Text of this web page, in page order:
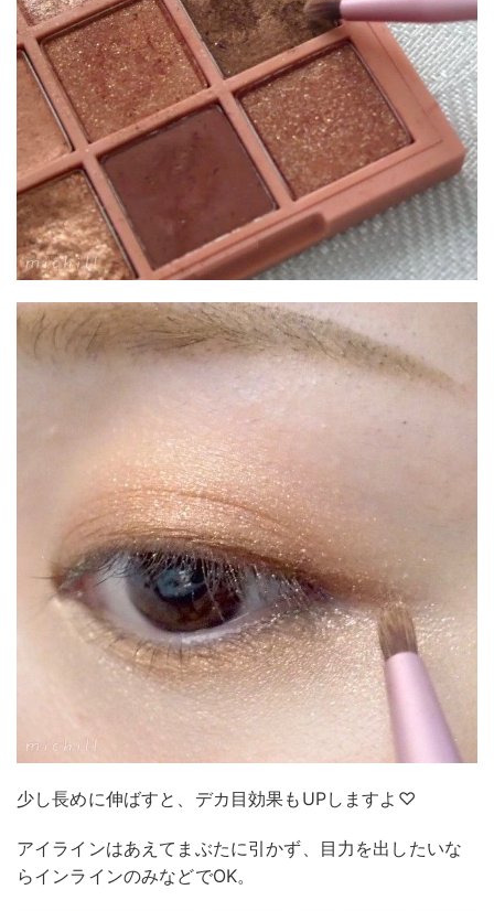
少し長めに伸ばすと、デカ目効果もUPしますよ♡
アイラインはあえてまぶたに引かず、目力を出したいな
らインラインのみなどでOK。